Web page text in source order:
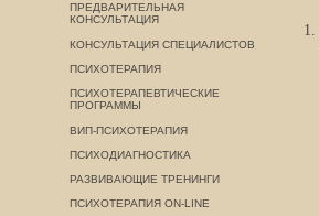
ПРЕДВАРИТЕЛЬНАЯ
КОНСУЛЬТАЦИЯ
КОНСУЛЬТАЦИЯ СПЕЦИАЛИСТОВ
ПСИХОТЕРАПИЯ
ПСИХОТЕРАПЕВТИЧЕСКИЕ
ПРОГРАММЫ
ВИП-ПСИХОТЕРАПИЯ
ПСИХОДИАГНОСТИКА
РАЗВИВАЮЩИЕ ТРЕНИНГИ
ПСИХОТЕРАПИЯ ON-LINE